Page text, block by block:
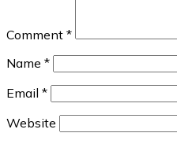
Comment *
Name *
Email *
Website